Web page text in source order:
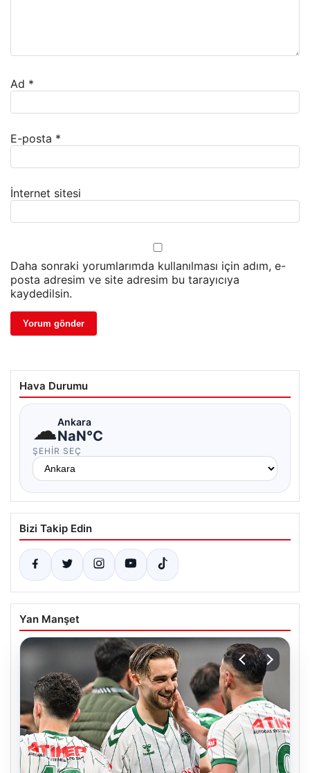
Ad *
E-posta *
İnternet sitesi
Daha sonraki yorumlarımda kullanılması için adım, e-
posta adresim ve site adresim bu tarayıcıya
kaydedilsin.
Hava Durumu
☁Ankara
NaN°C
ŞEHIR SEÇ
Bizi Takip Edin
Yan Manşet